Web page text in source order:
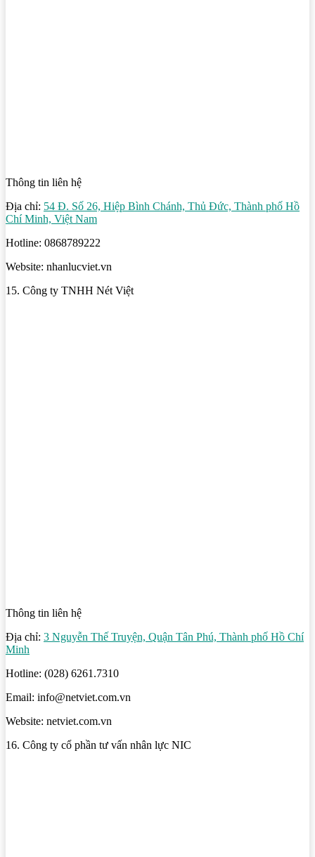
Thông tin liên hệ
Địa chỉ: 54 Đ. Số 26, Hiệp Bình Chánh, Thủ Đức, Thành phố Hồ
Chí Minh, Việt Nam
Hotline: 0868789222
Website: nhanlucviet.vn
15. Công ty TNHH Nét Việt
Thông tin liên hệ
Địa chỉ: 3 Nguyễn Thế Truyện, Quận Tân Phú, Thành phố Hồ Chí
Minh
Hotline: (028) 6261.7310
Email: info@netviet.com.vn
Website: netviet.com.vn
16. Công ty cổ phần tư vấn nhân lực NIC